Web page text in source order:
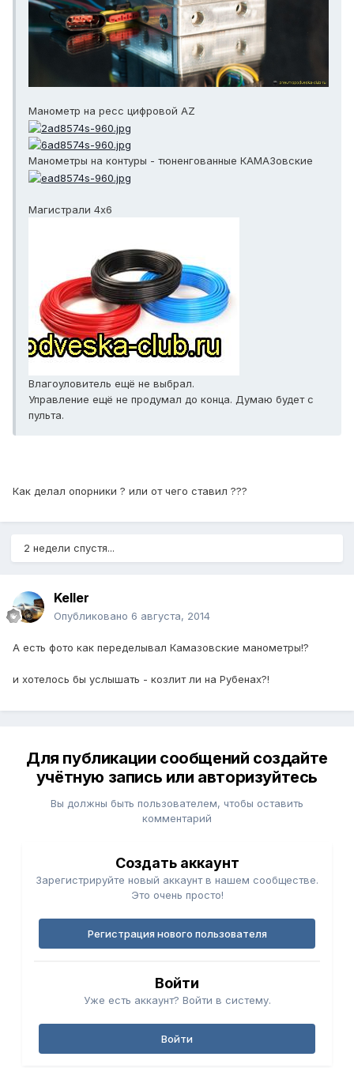
Манометр на ресс цифровой AZ
Манометры на контуры - тюненгованные КАМАЗовские
Магистрали 4x6
Влагоуловитель ещё не выбрал.
Управление ещё не продумал до конца. Думаю будет с
пульта.
Как делал опорники ? или от чего ставил ???
2 недели спустя...
Keller
Опубликовано 6 августа, 2014
А есть фото как переделывал Камазовские манометры!?
и хотелось бы услышать - козлит ли на Рубенах?!
Для публикации сообщений создайте
учётную запись или авторизуйтесь
Вы должны быть пользователем, чтобы оставить
комментарий
Создать аккаунт
Зарегистрируйте новый аккаунт в нашем сообществе.
Это очень просто!
Регистрация нового пользователя
Войти
Уже есть аккаунт? Войти в систему.
Войти